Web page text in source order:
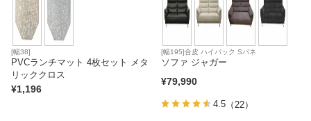
[幅38]
PVCランチマット 4枚セット メタ
リッククロス
¥1,196
[幅195]合皮 ハイバック Sバネ
ソファ ジャガー
¥79,990
4.5 （22）